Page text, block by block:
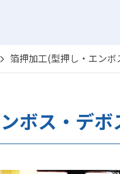
箔押加工(型押し・エンボ
ボス・デボ